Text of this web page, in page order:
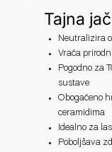
Tajna
Neutralizira
Vraća
Pogodno za
sustave
Obogaćeno
ceramidima
Idealno za
Poboljšava